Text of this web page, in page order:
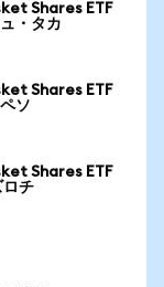
Shares ETF
・タカ
Shares ETF
ソ
Shares ETF
チ